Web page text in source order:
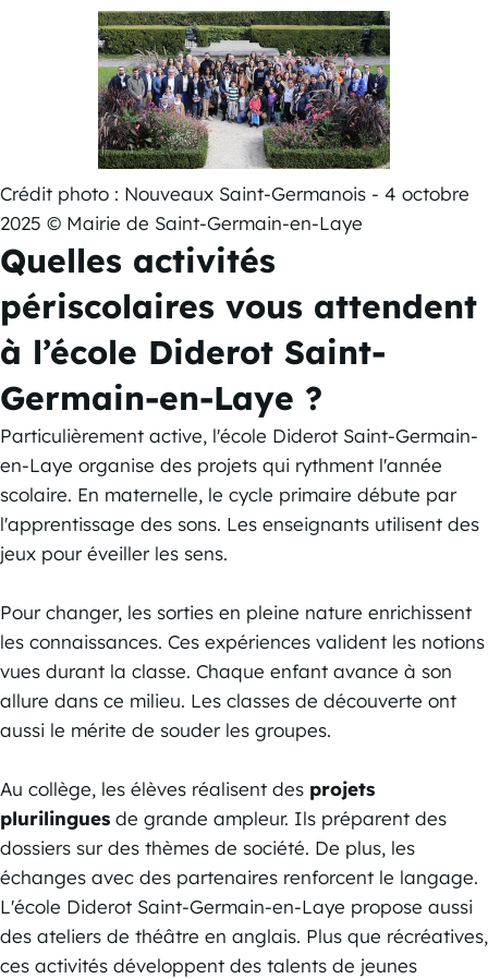
Crédit photo : Nouveaux Saint-Germanois - 4 octobre
2025 © Mairie de Saint-Germain-en-Laye
Quelles activités
périscolaires vous attendent
à l’école Diderot Saint-
Germain-en-Laye ?
Particulièrement active, l'école Diderot Saint-Germain-
en-Laye organise des projets qui rythment l'année
scolaire. En maternelle, le cycle primaire débute par
l'apprentissage des sons. Les enseignants utilisent des
jeux pour éveiller les sens.
Pour changer, les sorties en pleine nature enrichissent
les connaissances. Ces expériences valident les notions
vues durant la classe. Chaque enfant avance à son
allure dans ce milieu. Les classes de découverte ont
aussi le mérite de souder les groupes.
Au collège, les élèves réalisent des projets
plurilingues de grande ampleur. Ils préparent des
dossiers sur des thèmes de société. De plus, les
échanges avec des partenaires renforcent le langage.
L'école Diderot Saint-Germain-en-Laye propose aussi
des ateliers de théâtre en anglais. Plus que récréatives,
ces activités développent des talents de jeunes